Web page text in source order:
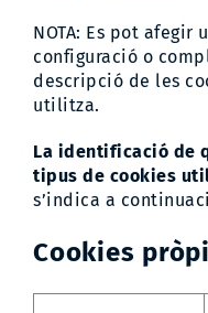
NOTA: Es pot
configuració o
descripció de les
utilitza.
La identificació de
tipus de cookies
s’indica a
Cookies